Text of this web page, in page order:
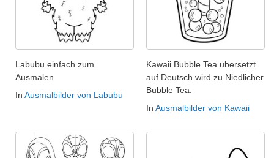
Labubu einfach zum
Ausmalen
In Ausmalbilder von Labubu
Kawaii Bubble Tea übersetzt
auf Deutsch wird zu Niedlicher
Bubble Tea.
In Ausmalbilder von Kawaii